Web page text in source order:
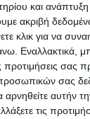
και
ακριβή
για να
Εναλλακτικά,
σας
σας
αυτήν
τις